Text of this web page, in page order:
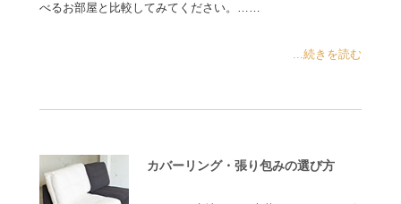
べるお部屋と比較してみてください。……
...続きを読む
カバーリング・張り包みの選び方